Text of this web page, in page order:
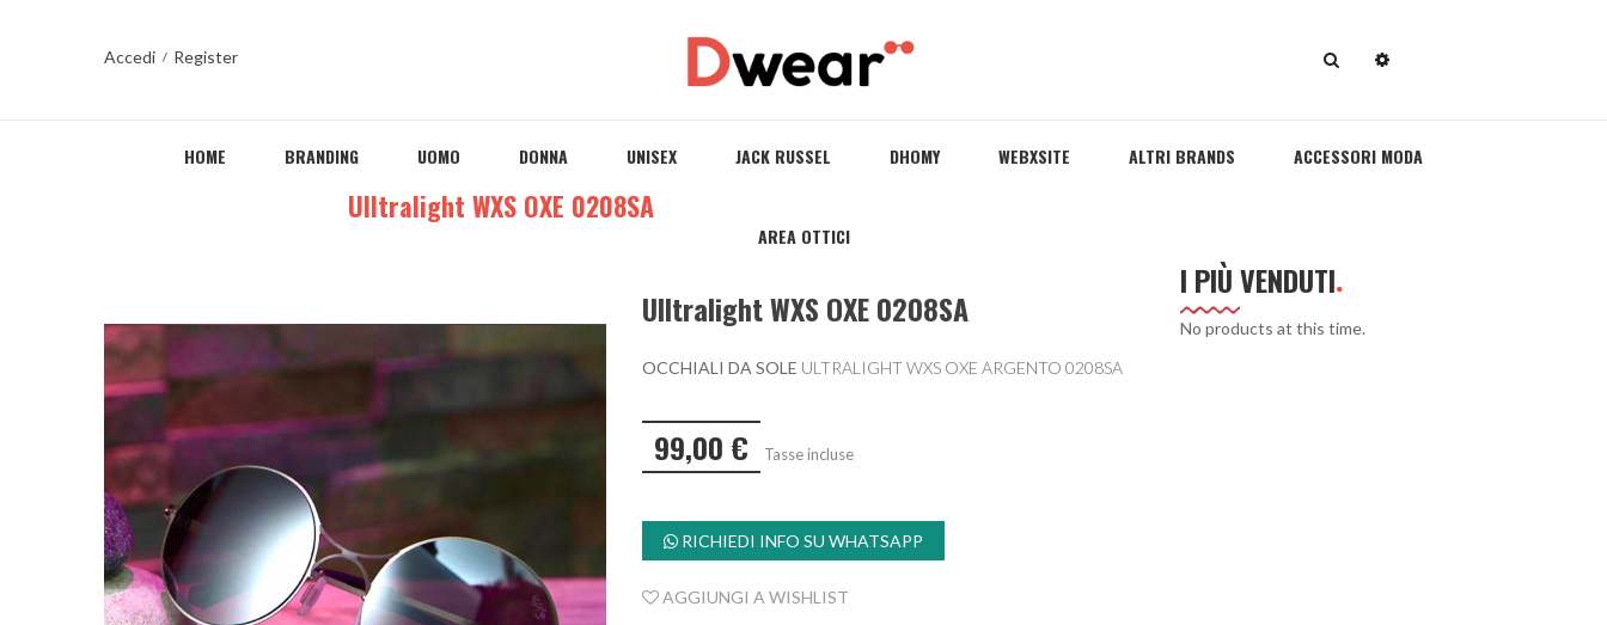
Accedi Register
HOME BRANDING UOMO DONNA UNISEX JACK RUSSEL DHOMY WEBXSITE ALTRI BRANDS ACCESSORI MODA
AREA OTTICI
Ulltralight WXS OXE 0208SA
Ulltralight WXS OXE 0208SA
OCCHIALI DA SOLE ULTRALIGHT WXS OXE ARGENTO 0208SA
99,00 € Tasse incluse
RICHIEDI INFO SU WHATSAPP
AGGIUNGI A WISHLIST
I PIÙ VENDUTI
No products at this time.